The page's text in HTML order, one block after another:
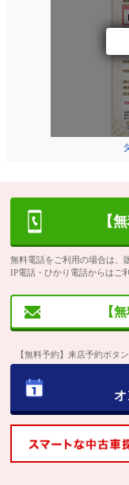
【
無料電話をご利用の場合は、
IP電話・ひかり電話からはご
【
【無料予約】来店予約ボタ